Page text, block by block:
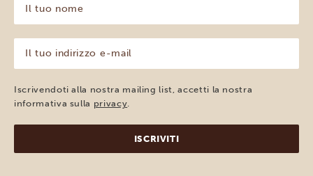
tuo
nome
(Obbligatorio)
tuo
indirizzo
e-
mail
Iscrivendoti alla nostra mailing list, accetti la nostra
informativa sulla privacy.